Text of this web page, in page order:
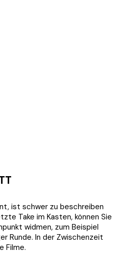
ist schwer zu beschreiben
Take im Kasten, können Sie
widmen, zum Beispiel
Runde. In der Zwischenzeit
Filme.